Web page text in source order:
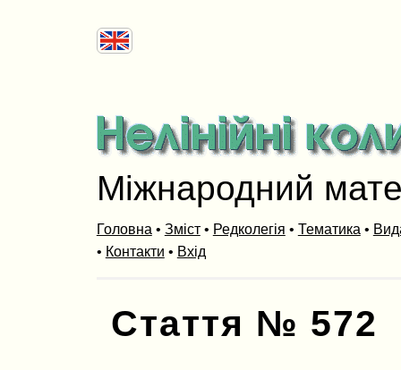
Міжнародний
Головна • Зміст• Редколегія • Тематика •
• Контакти • Вхід
Стаття № 572